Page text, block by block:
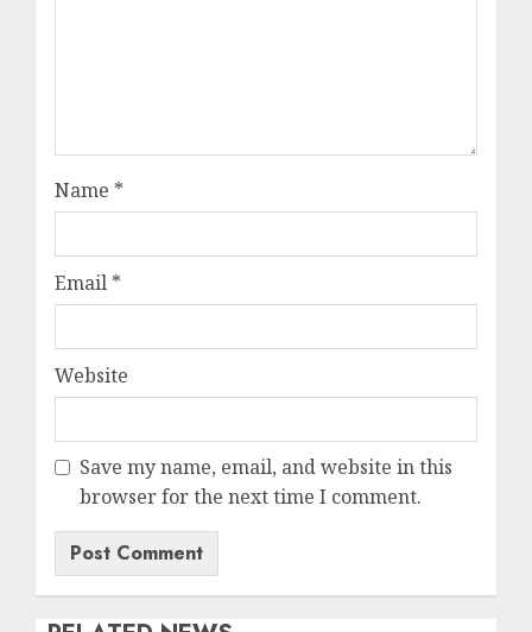
Name *
Email *
Website
Save my name, email, and website in this
browser for the next time I comment.